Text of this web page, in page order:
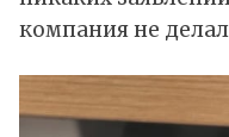
компания не